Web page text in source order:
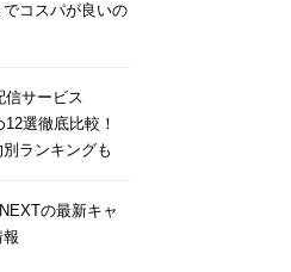
コスパが良いの
信サービス
12選徹底比較！
ランキングも
の最新キャ